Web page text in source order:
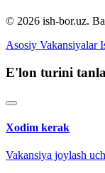
© 2026 ish-bor.uz.
Asosiy Vakansiyalar
E'lon turini
Xodim kerak
Vakansiya joylash